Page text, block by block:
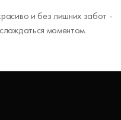
и без лишних забот -
моментом.